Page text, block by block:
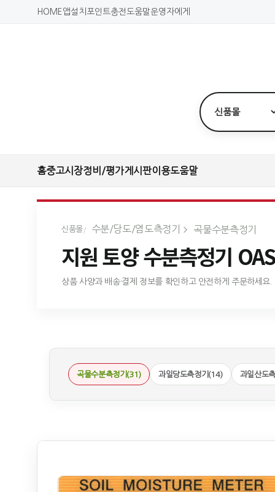
HOME 앱설치 포인트충전도움말운영자에게
홈중고시장정비/평가게시판이용도움말
신품몰 수분/당도/염도측정기 곡물수분측정기
지원 토양 수분측정기
상품 사양과 배송·결제 정보를 확인하고 안전하게 주문하세요.
곡물수분측정기(31) 과일당도측정기(14) 과일산도